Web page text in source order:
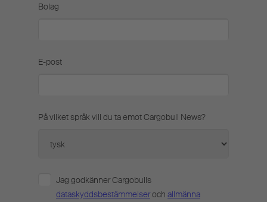
Bolag
E-post
På vilket språk vill du ta emot Cargobull News?
Jag godkänner Cargobulls
dataskyddsbestämmelseroch allmänna